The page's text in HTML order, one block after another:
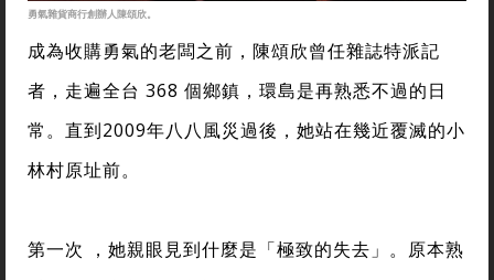
勇氣雜貨商行創辦人陳頌欣。
成為收購勇氣的老闆之前，陳頌欣曾任雜誌特派記
者，走遍全台 368 個鄉鎮，環島是再熟悉不過的日
常。直到2009年八八風災過後，她站在幾近覆滅的小
林村原址前。
第一次 ，她親眼見到什麼是「極致的失去」。原本熟